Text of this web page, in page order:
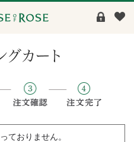
ておりません。